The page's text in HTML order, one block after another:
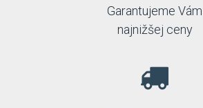
Garantujeme Vám
najnižšej ceny